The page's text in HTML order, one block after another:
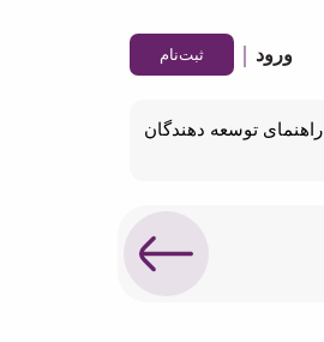
ورود | ثبت‌نام
راهنمای توسعه دهندگان